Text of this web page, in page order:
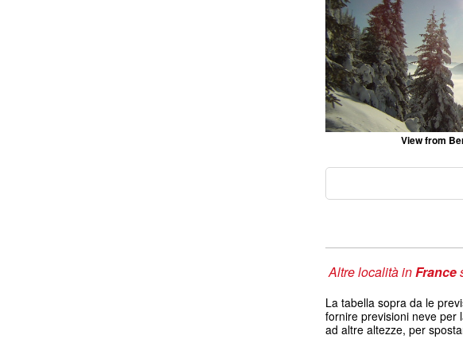
View from
Altre località inFrance
La tabella sopra da le
fornire previsioni neve per
ad altre altezze, per